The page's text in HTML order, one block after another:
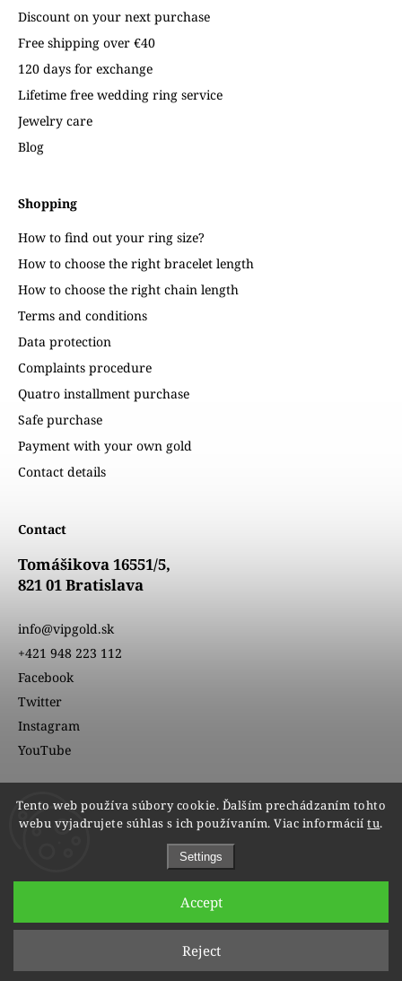
Tento web používa súbory cookie. Ďalším prechádzaním tohto
webu vyjadrujete súhlas s ich používaním. Viac informáciítu.
Settings
Reject
Accept
Discount on your next purchase
Free shipping over €40
120 days for exchange
Lifetime free wedding ring service
Jewelry care
Blog
Shopping
How to find out your ring size?
How to choose the right bracelet length
How to choose the right chain length
Terms and conditions
Data protection
Complaints procedure
Quatro installment purchase
Safe purchase
Payment with your own gold
Contact details
Contact
Tomášikova 16551/5,
821 01 Bratislava
info@vipgold.sk
+421 948 223 112
Facebook
Twitter
Instagram
YouTube
Edit cookie settings